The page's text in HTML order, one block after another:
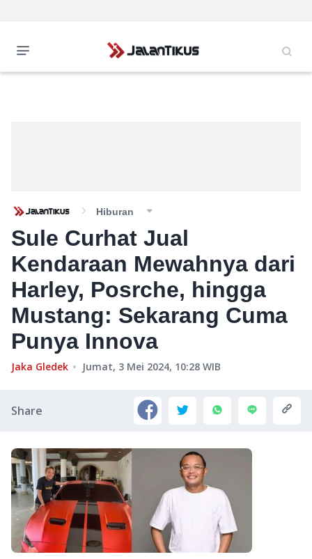
Hiburan
Sule Curhat Jual
Kendaraan Mewahnya dari
Harley, Posrche, hingga
Mustang: Sekarang Cuma
Punya Innova
Jaka Gledek Jumat, 3 Mei 2024, 10:28 WIB
Share